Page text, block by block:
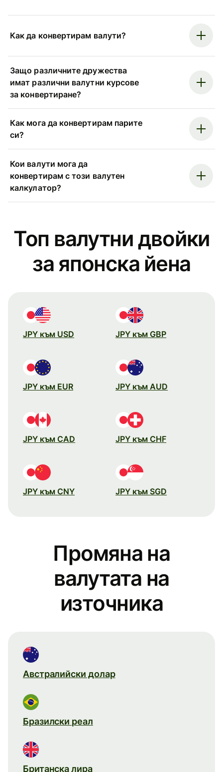
Как да конвертирам валути?
Защо различните дружества
имат различни валутни курсове
за конвертиране?
Как мога да конвертирам парите
си?
Кои валути мога да
конвертирам с този валутен
калкулатор?
Топ валутни двойки
за японска йена
JPY към USD JPY към GBP
JPY към EUR JPY към AUD
JPY към CAD JPY към CHF
JPY към CNY JPY към SGD
Промяна на
валутата на
източника
Австралийски долар
Бразилски реал
Британска лира